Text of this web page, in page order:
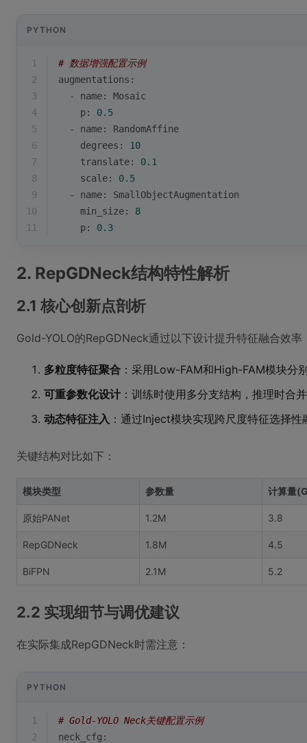
PYTHON
1
# 数据增强配置示例
2
augmentations:
3
  - name: Mosaic
4
    p:
0.5
5
  - name: RandomAffine
6
    degrees:
10
7
    translate:
0.1
8
    scale:
0.5
9
  - name: SmallObjectAugmentation
10
    min_size:
8
11
    p:
0.3
2. RepGDNeck结构特性解析
2.1 核心创新点剖析
Gold-YOLO的RepGDNeck通过以下设计提升特征融合效率
多粒度特征聚合 ：采用Low-FAM和High-FAM模块分
可重参数化设计 ：训练时使用多分支结构，推理时合
动态特征注入 ：通过Inject模块实现跨尺度特征选择性
关键结构对比如下：
模块类型 参数量 计算量
原始PANet 1.2M 3.8
RepGDNeck 1.8M 4.5
BiFPN 2.1M 5.2
2.2 实现细节与调优建议
在实际集成RepGDNeck时需注意：
PYTHON
1
# Gold-YOLO Neck关键配置示例
2
neck_cfg: